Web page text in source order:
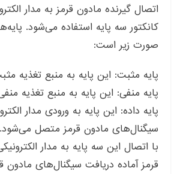
اتصال گیرنده مادون قرمز به مدار
کانکتور سه پایه استفاده می‌شود.
صورت زیر است:
پایه مثبت: این پایه به منبع تغذیه
پایه منفی: این پایه به منبع تغذیه
پایه داده: این پایه به ورودی مدار
سیگنال‌های مادون قرمز متصل می‌شود.
با اتصال این سه پایه به مدار
قرمز آماده دریافت سیگنال‌های مادون